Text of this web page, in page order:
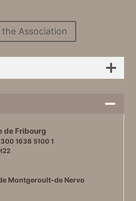
Association
de Fribourg
1638 5100 1
Montgeroult-de Nervo